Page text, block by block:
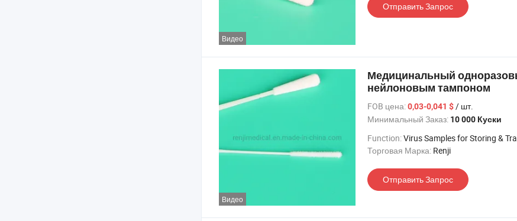
Видео
Отправить Запрос
Видео
Медицинальный
нейлоновым тампоном
FOB цена:0,03-0,041 $/ шт.
Минимальный Заказ: 10 000 Куски
Function:Virus Samples for Storing &
Торговая Марка: Renji
Отправить Запрос